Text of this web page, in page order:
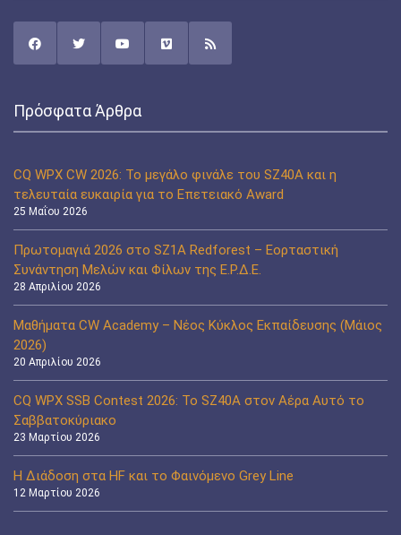
Πρόσφατα Άρθρα
CQ WPX CW 2026: Το μεγάλο φινάλε του SZ40A και η
τελευταία ευκαιρία για το Επετειακό Award
25 Μαΐου 2026
Πρωτομαγιά 2026 στο SZ1A Redforest – Εορταστική
Συνάντηση Μελών και Φίλων της Ε.Ρ.Δ.Ε.
28 Απριλίου 2026
Μαθήματα CW Academy – Νέος Κύκλος Εκπαίδευσης (Μάιος
2026)
20 Απριλίου 2026
CQ WPX SSB Contest 2026: Το SZ40A στον Αέρα Αυτό το
Σαββατοκύριακο
23 Μαρτίου 2026
Η Διάδοση στα HF και το Φαινόμενο Grey Line
12 Μαρτίου 2026